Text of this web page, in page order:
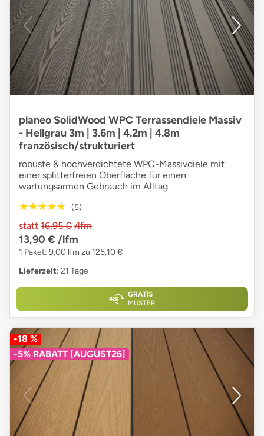
planeo SolidWood WPC Terrassendiele Massiv
- Hellgrau 3m | 3.6m | 4.2m | 4.8m
französisch/strukturiert
robuste & hochverdichtete WPC-Massivdiele mit
einer splitterfreien Oberfläche für einen
wartungsarmen Gebrauch im Alltag
★★★★★
★★★★★ (5)
statt 16,95 € /lfm
13,90 € /lfm
1 Paket: 9,00 lfm zu 125,10 €
Lieferzeit: 21 Tage
GRATIS
MUSTER
-18 %
-5% RABATT [AUGUST26]